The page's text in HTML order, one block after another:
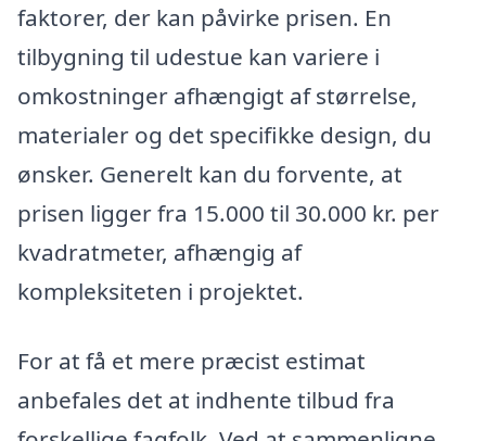
faktorer, der kan påvirke prisen. En
tilbygning til udestue kan variere i
omkostninger afhængigt af størrelse,
materialer og det specifikke design, du
ønsker. Generelt kan du forvente, at
prisen ligger fra 15.000 til 30.000 kr. per
kvadratmeter, afhængig af
kompleksiteten i projektet.
For at få et mere præcist estimat
anbefales det at indhente tilbud fra